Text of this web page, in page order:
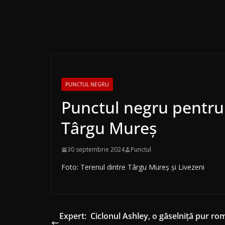
PUNCTUL NEGRU
Punctul negru
Târgu Mureș
30 septembrie 2024 Punctul
Foto: Terenul dintre Târgu Mureș și Livezeni
Expert: Ciclonul Ashley, o găselniță pur